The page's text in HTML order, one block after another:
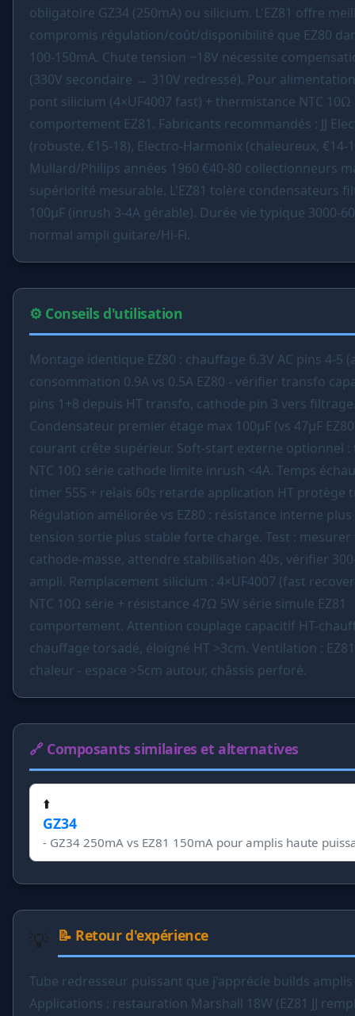
obligatoire GZ34 (250mA) ou silicium. L'EZ81 offre
compromis régulation/coût/disponibilité que EZ80
100-150mA. Chute tension ~18V nécessite
(330V secondaire → 310V redressé). Pour
pont silicium (4×UF4007 fast) + thermistance NTC
comportement EZ81. Fabricants recommandés : JJ
(robuste, €15-18), Electro-Harmonix (chaleureux, €14-
Mullard/Philips années 1960 €40-80 collectionneurs
supériorité mesurable. L'EZ81 tolère condensateurs
100µF (inrush 3-4A gérable). Durée vie typique 3000-
normal ampli guitare/Hi-Fi.
⚙️ Conseils d'utilisation
Montage identique EZ80 : chauffage 6.3V AC pins 4-5
consommation 0.9A vs 0.5A EZ80 - vérifier transfo
pins 1+8 depuis HT transfo, cathode pin 3 vers
Condensateur premier étage max 100µF (vs 47µF
courant crête supérieur. Soft-start externe optionnel
NTC 10Ω série cathode limite inrush <4A. Temps
timer 555 + relais 60s retarde application HT protège
Régulation améliorée vs EZ80 : résistance interne
tension sortie plus stable forte charge. Test : mesurer
cathode-masse, attendre stabilisation 40s, vérifier
ampli. Remplacement silicium : 4×UF4007 (fast
NTC 10Ω série + résistance 47Ω 5W série simule EZ81
comportement. Attention couplage capacitif HT-
chauffage torsadé, éloigné HT >3cm. Ventilation :
chaleur - espace >5cm autour, châssis perforé.
🔗 Composants similaires et alternatives
⬆️
GZ34
- GZ34 250mA vs EZ81 150mA pour amplis haute
📝 Retour d'expérience
Tube redresseur puissant que j'apprécie builds amplis
Applications : restauration Marshall 18W (EZ81 JJ